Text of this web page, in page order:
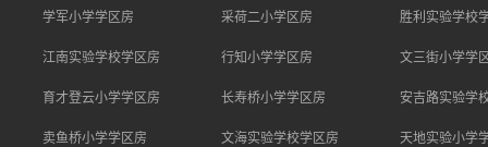
学军小学学区房 采荷二小学区房 胜利实验学校
江南实验学校学区房 行知小学学区房 文三街小学学
育才登云小学学区房 长寿桥小学学区房 安吉路实验学
卖鱼桥小学学区房 文海实验学校学区房 天地实验小学